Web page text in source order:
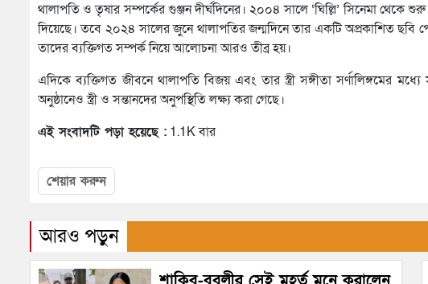
থালাপতি ও তৃষার সম্পর্কের গুঞ্জন দীর্ঘদিনের। ২০০৪ সালে ‘ঘিল্লি’ সিনেমা থেকে
দিয়েছে। তবে ২০২৪ সালের জুনে থালাপতির জন্মদিনে তার একটি অপ্রকাশিত
তাদের ব্যক্তিগত সম্পর্ক নিয়ে আলোচনা আরও তীব্র হয়।
এদিকে ব্যক্তিগত জীবনে থালাপতি বিজয় এবং তার স্ত্রী সঙ্গীতা সর্ণালিঙ্গমের
অনুষ্ঠানেও স্ত্রী ও সন্তানদের অনুপস্থিতি লক্ষ্য করা গেছে।
এই সংবাদটি পড়া হয়েছে : 1.1K বার
শেয়ার করুন
আরও পড়ুন